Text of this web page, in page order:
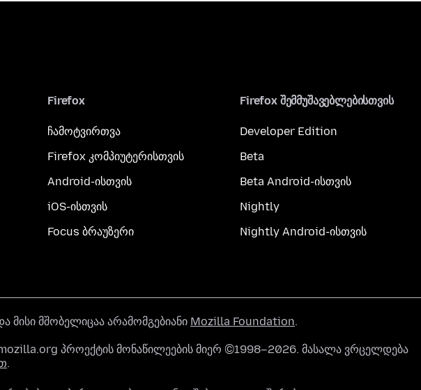
Firefox
ჩამოტვირთვა
Firefox კომპიუტერისთვის
Android-ისთვის
iOS-ისთვის
Focus ბრაუზერი
Firefox შემმუშავებლებისთვის
Developer Edition
Beta
Beta Android-ისთვის
Nightly
Nightly Android-ისთვის
მისი მშობელიცაა არამომგებიანი Mozilla Foundation.
პროექტის მონაწილეების მიერ ©1998–2026. მასალა ვრცელდება
.